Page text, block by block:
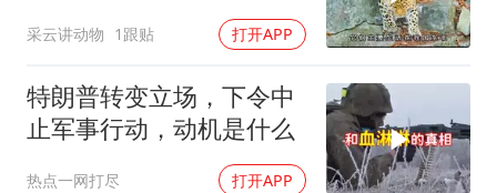
采云讲动物 1跟贴 打开APP
特朗普转变立场，下令中
止军事行动，动机是什么
热点一网打尽 打开APP